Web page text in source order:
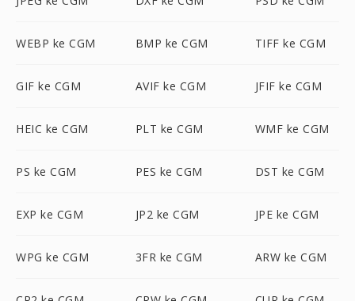
WEBP ke CGM BMP ke CGM TIFF ke CGM
GIF ke CGM AVIF ke CGM JFIF ke CGM
HEIC ke CGM PLT ke CGM WMF ke CGM
PS ke CGM PES ke CGM DST ke CGM
EXP ke CGM JP2 ke CGM JPE ke CGM
WPG ke CGM 3FR ke CGM ARW ke CGM